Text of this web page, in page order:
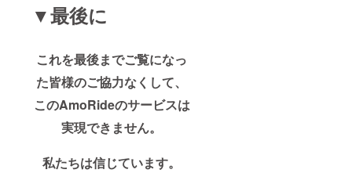
▼最後に
これを最後までご覧になっ
た皆様のご協力なくして、
このAmoRideのサービスは
実現できません。
私たちは信じています。